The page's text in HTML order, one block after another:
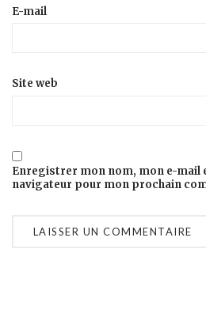
E-mail
Site web
Enregistrer mon nom, mon e-mail
navigateur pour mon prochain